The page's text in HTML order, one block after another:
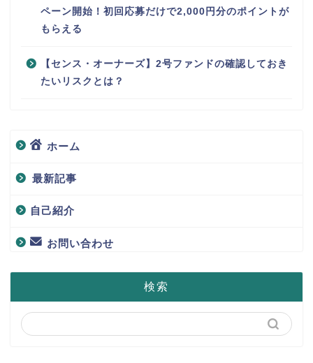
ペーン開始！初回応募だけで2,000円分のポイントが
もらえる
【センス・オーナーズ】2号ファンドの確認しておき
たいリスクとは？
ホーム
最新記事
自己紹介
お問い合わせ
検索